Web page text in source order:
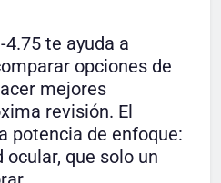
te ayuda a
opciones de
mejores
revisión. El
potencia de enfoque:
que solo un